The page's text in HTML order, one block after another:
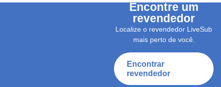
Encontre um
revendedor
Localize o revendedor LiveSub
mais perto de você.
Encontrar
revendedor